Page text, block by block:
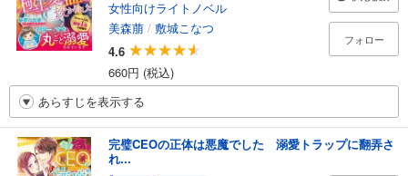
女性向けライトノベル
美森萠 / 敷城こなつ
4.6
660円 (税込)
フォロー
あらすじを表示する
完璧CEOの正体は悪魔でした 溺愛トラップに翻弄さ
れ...